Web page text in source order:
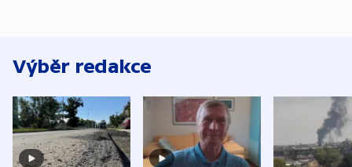
Výběr redakce